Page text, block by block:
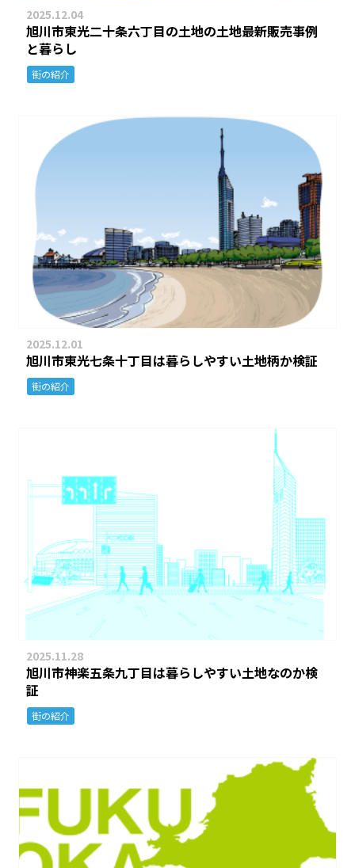
2025.12.04
旭川市東光二十条六丁目の土地の土地最新販売事例
と暮らし
街の紹介
2025.12.01
旭川市東光七条十丁目は暮らしやすい土地柄か検証
街の紹介
2025.11.28
旭川市神楽五条九丁目は暮らしやすい土地なのか検
証
街の紹介